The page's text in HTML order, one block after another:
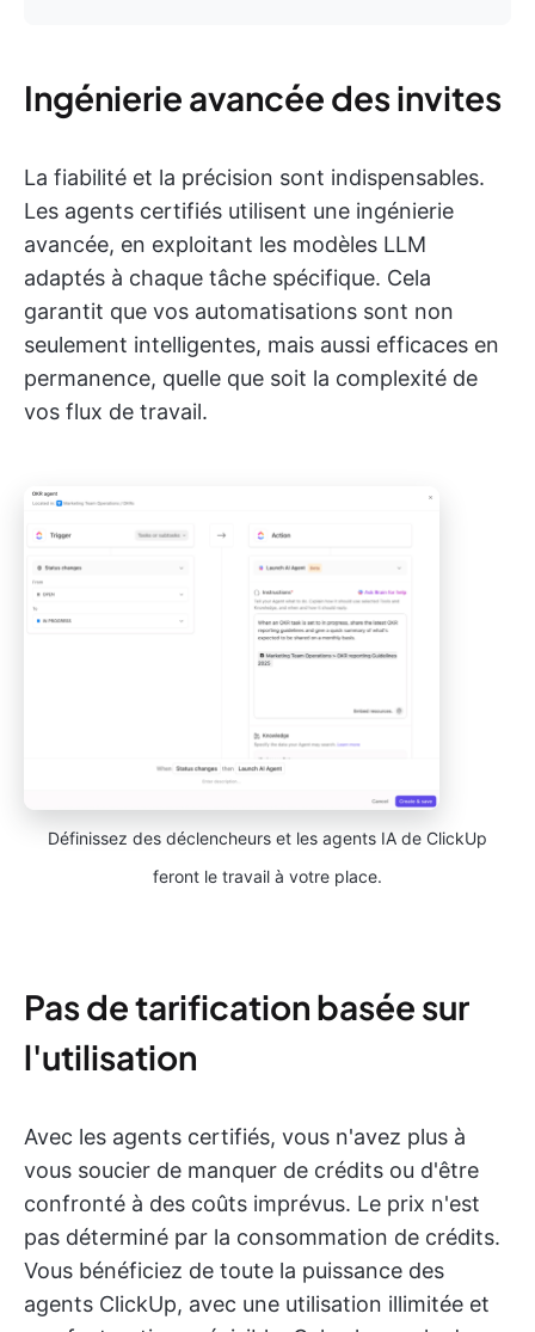
Ingénierie avancée des invites
La fiabilité et la précision sont indispensables.
Les agents certifiés utilisent une ingénierie
avancée, en exploitant les modèles LLM
adaptés à chaque tâche spécifique. Cela
garantit que vos automatisations sont non
seulement intelligentes, mais aussi efficaces en
permanence, quelle que soit la complexité de
vos flux de travail.
Définissez des déclencheurs et les agents IA de ClickUp
feront le travail à votre place.
Pas de tarification basée sur
l'utilisation
Avec les agents certifiés, vous n'avez plus à
vous soucier de manquer de crédits ou d'être
confronté à des coûts imprévus. Le prix n'est
pas déterminé par la consommation de crédits.
Vous bénéficiez de toute la puissance des
agents ClickUp, avec une utilisation illimitée et